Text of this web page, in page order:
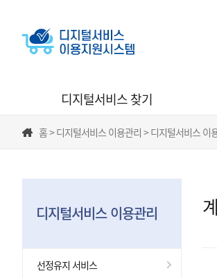
디지털서비스 찾기
홈 > 디지털서비스 이용관리 > 디지털서비스 이
디지털서비스 이용관리
선정유지 서비스